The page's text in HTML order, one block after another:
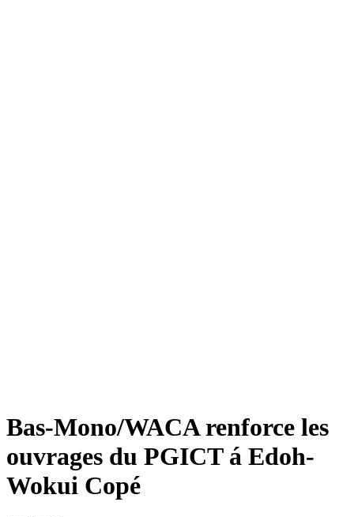
Bas-Mono/WACA renforce les
ouvrages du PGICT á Edoh-
Wokui Copé